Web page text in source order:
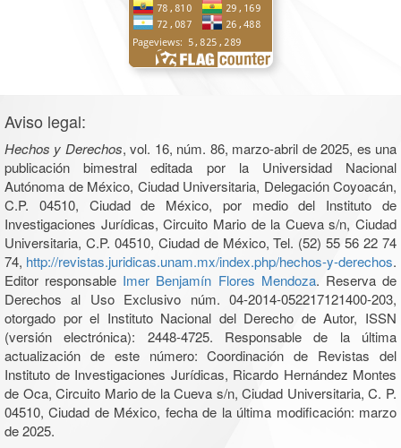
Aviso legal:
Hechos y Derechos, vol. 16, núm. 86, marzo-abril de 2025, es una
publicación bimestral editada por la Universidad Nacional
Autónoma de México, Ciudad Universitaria, Delegación Coyoacán,
C.P. 04510, Ciudad de México, por medio del Instituto de
Investigaciones Jurídicas, Circuito Mario de la Cueva s/n, Ciudad
Universitaria, C.P. 04510, Ciudad de México, Tel. (52) 55 56 22 74
74, http://revistas.juridicas.unam.mx/index.php/hechos-y-derechos.
Editor responsable Imer Benjamín Flores Mendoza. Reserva de
Derechos al Uso Exclusivo núm. 04-2014-052217121400-203,
otorgado por el Instituto Nacional del Derecho de Autor, ISSN
(versión electrónica): 2448-4725. Responsable de la última
actualización de este número: Coordinación de Revistas del
Instituto de Investigaciones Jurídicas, Ricardo Hernández Montes
de Oca, Circuito Mario de la Cueva s/n, Ciudad Universitaria, C. P.
04510, Ciudad de México, fecha de la última modificación: marzo
de 2025.